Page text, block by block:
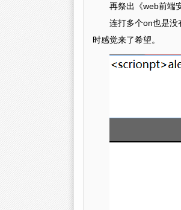
再祭出《web前端
连打多个on也是没
时感觉来了希望。